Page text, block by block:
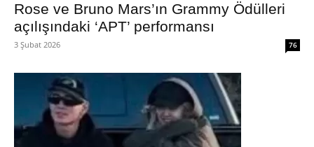
Rose ve Bruno Mars’ın Grammy Ödülleri
açılışındaki ‘APT’ performansı
3 Şubat 2026 76